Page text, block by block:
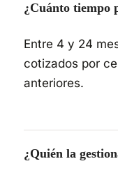
¿Cuánto tiempo
Entre 4 y 24
cotizados por
anteriores.
¿Quién la